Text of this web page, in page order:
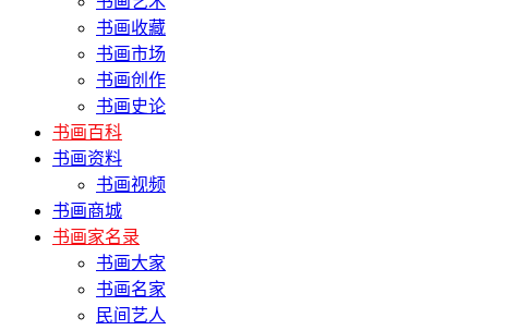
书画收藏
书画市场
书画创作
书画史论
书画百科
书画资料
书画视频
书画商城
书画家名录
书画大家
书画名家
民间艺人